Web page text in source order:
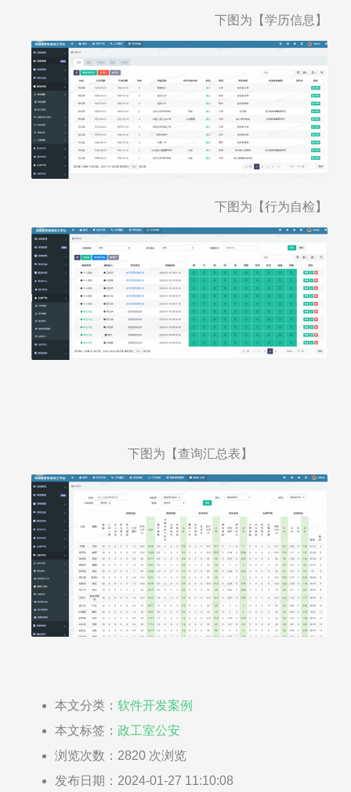
下图为【学历信息】
下图为【行为自检】
下图为【查询汇总表】
本文分类： 软件开发案例
本文标签： 政工室公安
浏览次数： 2820 次浏览
发布日期：2024-01-27 11:10:08